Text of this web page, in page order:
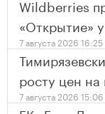
Wildberries
«Открытие»
7 августа 2026 16:25
росту цен
7 августа 2026 15:06